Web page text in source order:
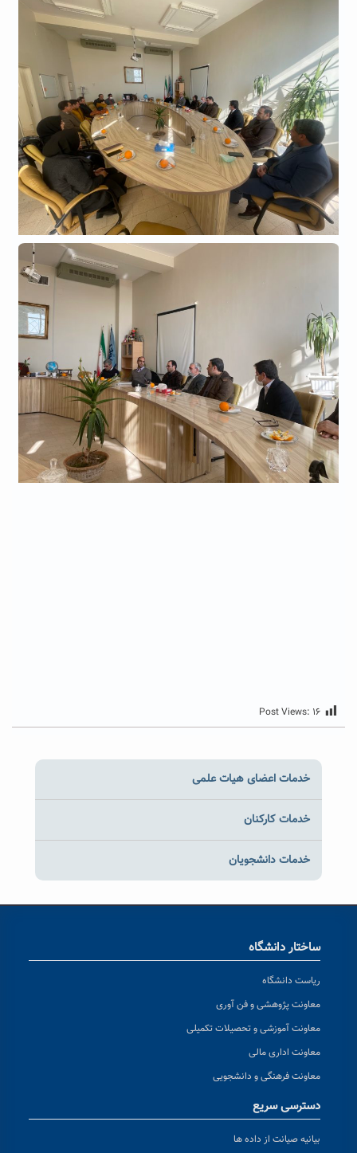
Post Views: ۱۶
خدمات اعضای هیات علمی
خدمات کارکنان
خدمات دانشجویان
ساختار دانشگاه
ریاست دانشگاه
معاونت پژوهشی و فن آوری
معاونت آموزشی و تحصیلات تکمیلی
معاونت اداری مالی
معاونت فرهنگی و دانشجویی
دسترسی سریع
بیانیه صیانت از داده ها